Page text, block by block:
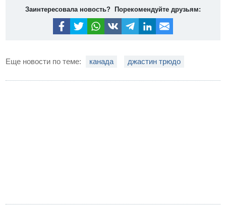
Заинтересовала новость? Порекомендуйте друзьям:
Еще новости по теме: канада джастин трюдо